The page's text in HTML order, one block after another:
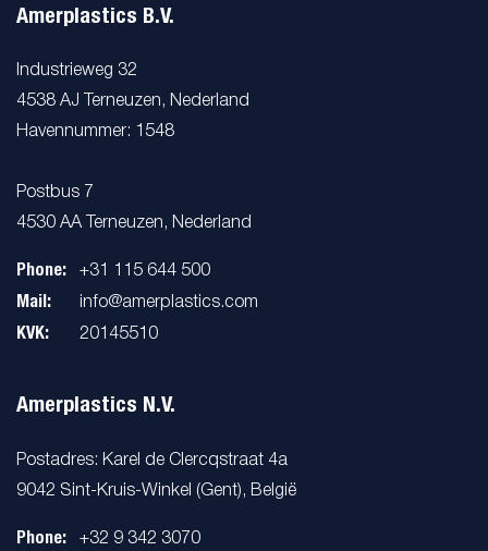
Amerplastics B.V.
Industrieweg 32
4538 AJ Terneuzen, Nederland
Havennummer: 1548
Postbus 7
4530 AA Terneuzen, Nederland
Phone: +31 115 644 500
Mail: info@amerplastics.com
KVK: 20145510
Amerplastics N.V.
Postadres: Karel de Clercqstraat 4a
9042 Sint-Kruis-Winkel (Gent), België
Phone: +32 9 342 3070